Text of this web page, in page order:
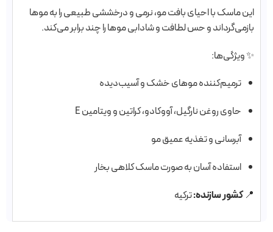
این ماسک با احیای بافت مو، نرمی و درخششی طبیعی را به موها
بازمی‌گرداند و حس لطافت و شادابی موها را چند برابر می‌کند.
✨ ویژگی‌ها:
ترمیم‌کننده موهای خشک و آسیب‌دیده
حاوی روغن نارگیل، آووکادو، کراتین و ویتامین E
آبرسانی و تغذیه عمیق مو
استفاده آسان به صورت ماسک کلاهی بخار
📍کشور سازنده:ترکیه